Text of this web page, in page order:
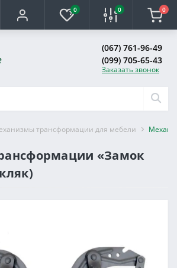
0 0 0
(067) 761-96-49
(099) 705-65-43
Заказать звонок
трансформации для мебели
«Замок